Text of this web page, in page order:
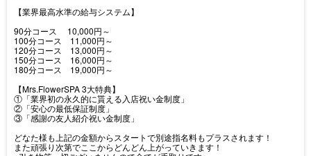
【業界最高水準の給与システム】
90分コース 10,000円～
100分コース 11,000円～
120分コース 13,000円～
150分コース 16,000円～
180分コース 19,000円～
【Mrs.FlowerSPA 3大特典】
①「業界初の永久的に貰える入店祝い金制度」
②「安心の最低保証制度」
③「感謝の友人紹介祝い金制度」
どなた様も上記の金額からスタートで別途指名料もプラスされます！
また頑張り次第でここからどんどん上がっていきます！